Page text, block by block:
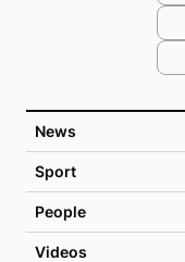
News
Sport
People
Videos